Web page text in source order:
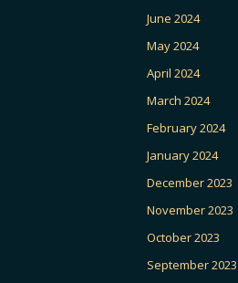
June 2024
May 2024
April 2024
March 2024
February 2024
January 2024
December 2023
November 2023
October 2023
September 2023